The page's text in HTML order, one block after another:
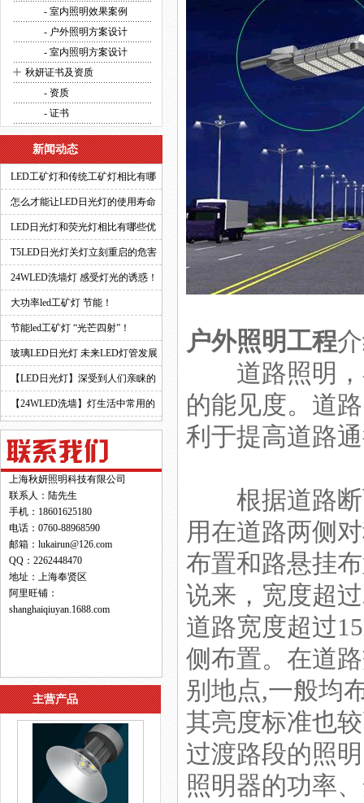
- 室内照明效果案例
- 户外照明方案设计
- 室内照明方案设计
+ 秋妍证书及资质
- 资质
- 证书
新闻动态
LED工矿灯和传统工矿灯相比有哪
些优势？
怎么才能让LED日光灯的使用寿命
更长？
LED日光灯和荧光灯相比有哪些优
势？
T5LED日光灯关灯立刻重启的危害
有多大？
24WLED洗墙灯 感受灯光的诱惑！
大功率led工矿灯 节能！
节能led工矿灯 “光芒四射”！
玻璃LED日光灯 未来LED灯管发展
的新趋势！
【LED日光灯】深受到人们亲睐的
原因！
【24WLED洗墙】灯生活中常用的
灯具之一！
上海秋妍照明科技有限公司
联系人：陆先生
手机：18601625180
电话：0760-88968590
邮箱：lukairun@126.com
QQ：2262448470
地址：上海奉贤区
阿里旺铺：
shanghaiqiuyan.1688.com
主营产品
户外照明工程
道路照明，
的能见度。道
利于提高道路
根据道路断
用在道路两侧
布置和路悬挂
说来，宽度超
道路宽度超过
侧布置。在道
别地点,一般均
其亮度标准也
过渡路段的照
照明器的功率